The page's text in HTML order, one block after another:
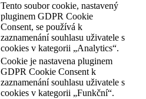
Tento soubor cookie, nastavený
pluginem GDPR Cookie
Consent, se používá k
zaznamenání souhlasu uživatele s
cookies v kategorii „Analytics“.
Cookie je nastavena pluginem
GDPR Cookie Consent k
zaznamenání souhlasu uživatele s
cookies v kategorii „Funkční“.